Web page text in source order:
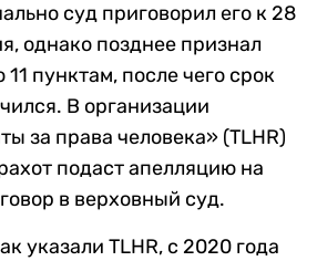
суд приговорил его к 28
однако позднее признал
пунктам, после чего срок
В организации
за права человека» (TLHR)
подаст апелляцию на
в верховный суд.
указали TLHR, с 2020 года